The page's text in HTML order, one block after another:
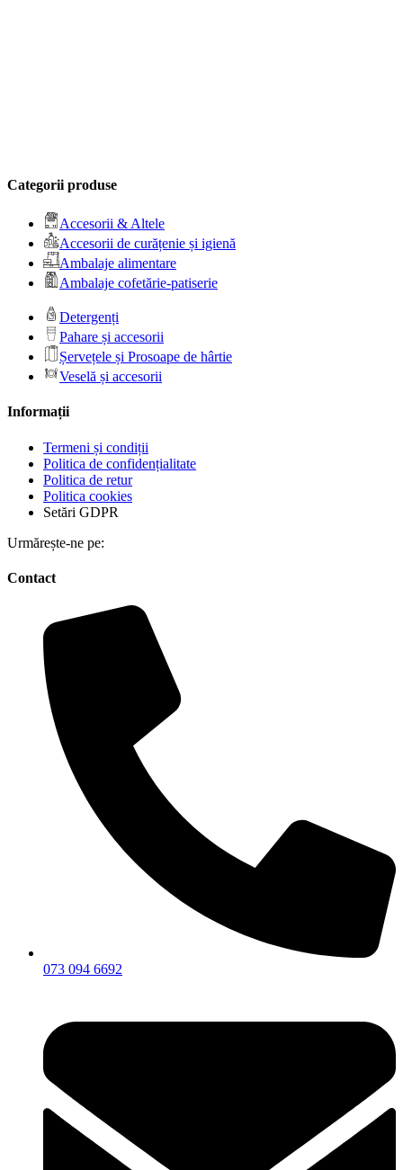
Categorii produse
Accesorii & Altele
Accesorii de curățenie și igienă
Ambalaje alimentare
Ambalaje cofetărie-patiserie
Detergenți
Pahare și accesorii
Șervețele și Prosoape de hârtie
Veselă și accesorii
Informații
Termeni și condiții
Politica de confidențialitate
Politica de retur
Politica cookies
Setări GDPR
Urmărește-ne pe:
Contact
073 094 6692